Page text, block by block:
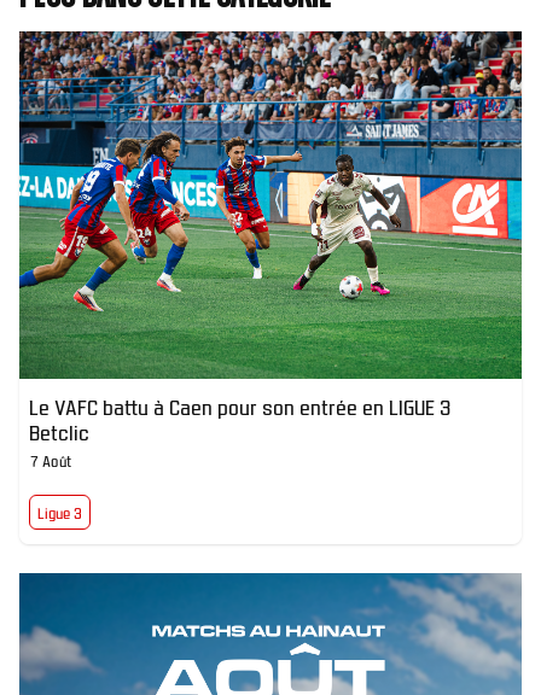
Le VAFC battu à Caen pour son entrée en LIGUE 3
Betclic
7 Août
Ligue 3